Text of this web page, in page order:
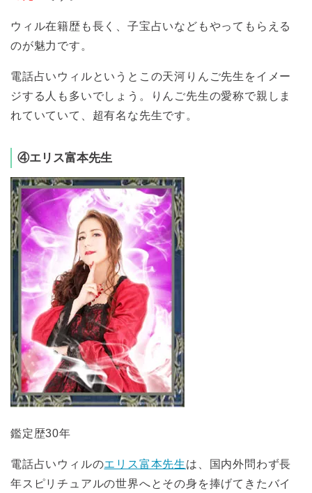
ウィル在籍歴も長く、子宝占いなどもやってもらえる
のが魅力です。
電話占いウィルというとこの天河りんご先生をイメー
ジする人も多いでしょう。りんご先生の愛称で親しま
れていていて、超有名な先生です。
④エリス富本先生
鑑定歴30年
電話占いウィルのエリス富本先生は、国内外問わず長
年スピリチュアルの世界へとその身を捧げてきたバイ